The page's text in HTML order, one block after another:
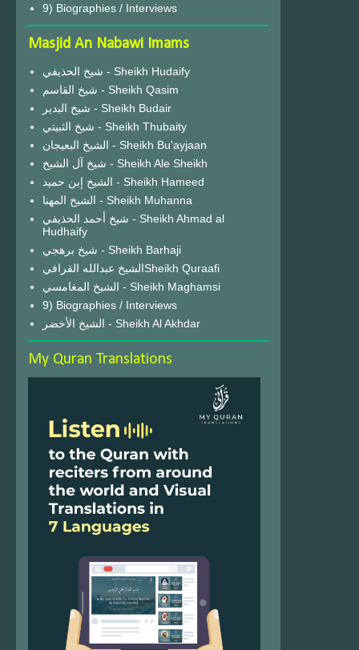
9) Biographies / Interviews
Masjid An Nabawi Imams
شيخ الحذيفي - Sheikh Hudaify
شيخ القاسم - Sheikh Qasim
شيخ البدير - Sheikh Budair
شيخ الثبيتي - Sheikh Thubaity
الشيخ البعيجان - Sheikh Bu'ayjaan
شيخ آل الشيخ - Sheikh Ale Sheikh
الشيخ إبن حميد - Sheikh Hameed
الشيخ المهنا - Sheikh Muhanna
شيخ أحمد الحذيفي - Sheikh Ahmad al
Hudhaify
شيخ برهجي - Sheikh Barhaji
الشيخ عبدالله القرافيSheikh Quraafi
الشيخ المغامسي - Sheikh Maghamsi
9) Biographies / Interviews
الشيخ الأخضر - Sheikh Al Akhdar
My Quran Translations